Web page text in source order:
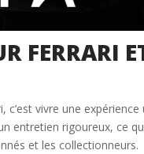
FERRARI
c’est vivre une
entretien rigoureux, ce
et les collectionneurs.